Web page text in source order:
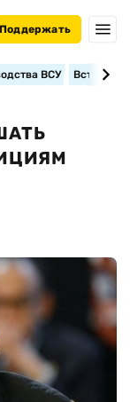
Поддержать
ВСУ